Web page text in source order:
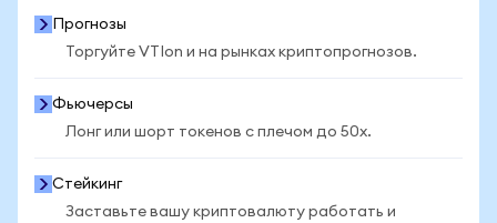
Прогнозы
Торгуйте VTIon и на рынках криптопрогнозов.
Фьючерсы
Лонг или шорт токенов с плечом до 50x.
Стейкинг
Заставьте вашу криптовалюту работать и